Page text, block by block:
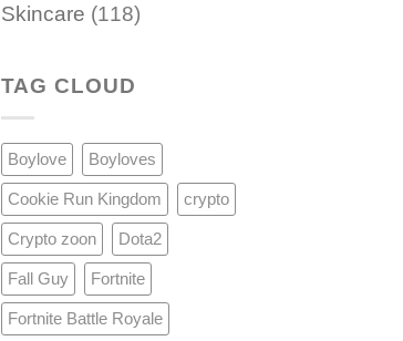
Skincare (118)
TAG CLOUD
Boylove Boyloves
Cookie Run Kingdom crypto
Crypto zoon Dota2
Fall Guy Fortnite
Fortnite Battle Royale